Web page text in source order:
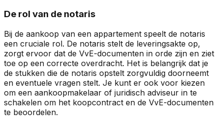
De rol van de notaris
Bij de aankoop van een appartement speelt de notaris
een cruciale rol. De notaris stelt de leveringsakte op,
zorgt ervoor dat de VvE-documenten in orde zijn en ziet
toe op een correcte overdracht. Het is belangrijk dat je
de stukken die de notaris opstelt zorgvuldig doorneemt
en eventuele vragen stelt. Je kunt er ook voor kiezen
om een aankoopmakelaar of juridisch adviseur in te
schakelen om het koopcontract en de VvE-documenten
te beoordelen.